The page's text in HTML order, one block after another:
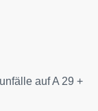
auf A 29 +